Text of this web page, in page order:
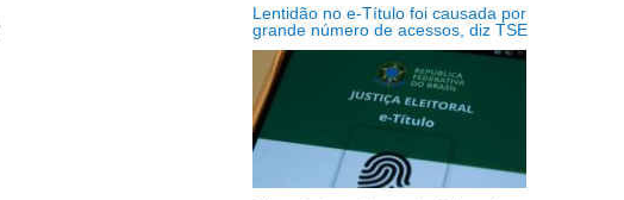
Lentidão no e-Título foi causada por
grande número de acessos, diz TSE